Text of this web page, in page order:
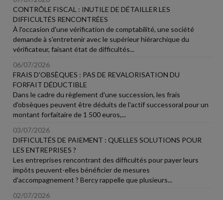
CONTRÔLE FISCAL : INUTILE DE DÉTAILLER LES
DIFFICULTÉS RENCONTRÉES
À l'occasion d'une vérification de comptabilité, une société
demande à s'entretenir avec le supérieur hiérarchique du
vérificateur, faisant état de difficultés...
06/07/2026
FRAIS D'OBSÈQUES : PAS DE REVALORISATION DU
FORFAIT DÉDUCTIBLE
Dans le cadre du règlement d'une succession, les frais
d'obsèques peuvent être déduits de l'actif successoral pour un
montant forfaitaire de 1 500 euros,...
03/07/2026
DIFFICULTÉS DE PAIEMENT : QUELLES SOLUTIONS POUR
LES ENTREPRISES ?
Les entreprises rencontrant des difficultés pour payer leurs
impôts peuvent-elles bénéficier de mesures
d'accompagnement ? Bercy rappelle que plusieurs...
02/07/2026